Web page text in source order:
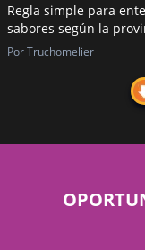
Regla simple para
sabores según la
Por Truchomelier